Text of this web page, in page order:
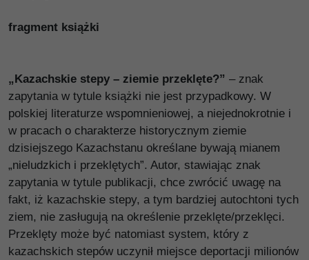
fragment książki
„Kazachskie stepy – ziemie przeklęte?” – znak
zapytania w tytule książki nie jest przypadkowy. W
polskiej literaturze wspomnieniowej, a niejednokrotnie i
w pracach o charakterze historycznym ziemie
dzisiejszego Kazachstanu określane bywają mianem
„nieludzkich i przeklętych”. Autor, stawiając znak
zapytania w tytule publikacji, chce zwrócić uwagę na
fakt, iż kazachskie stepy, a tym bardziej autochtoni tych
ziem, nie zasługują na określenie przeklęte/przeklęci.
Przeklęty może być natomiast system, który z
kazachskich stepów uczynił miejsce deportacji milionów